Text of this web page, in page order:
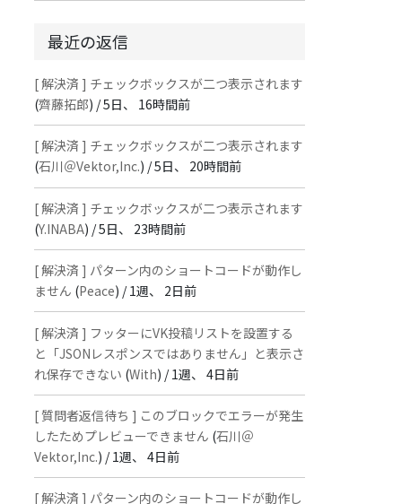
最近の返信
[ 解決済 ] チェックボックスが二つ表示されます
(齊藤拓郎) /5日、 16時間前
[ 解決済 ] チェックボックスが二つ表示されます
(石川＠Vektor,Inc.) /5日、 20時間前
[ 解決済 ] チェックボックスが二つ表示されます
(Y.INABA) /5日、 23時間前
[ 解決済 ] パターン内のショートコードが動作し
ません (Peace) /1週、 2日前
[ 解決済 ] フッターにVK投稿リストを設置する
と「JSONレスポンスではありません」と表示さ
れ保存できない (With) /1週、 4日前
[ 質問者返信待ち ] このブロックでエラーが発生
したためプレビューできません (石川＠
Vektor,Inc.) /1週、 4日前
[ 解決済 ] パターン内のショートコードが動作し